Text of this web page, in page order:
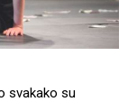
svakako su